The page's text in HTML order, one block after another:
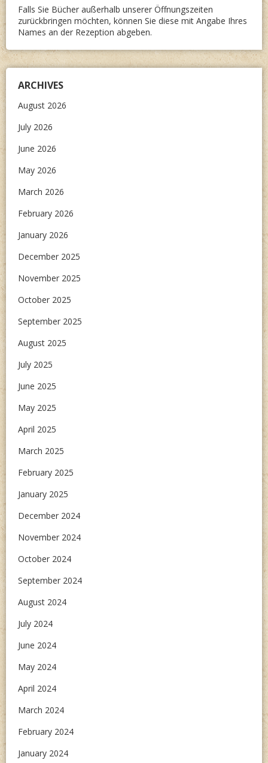
Falls Sie Bücher außerhalb unserer Öffnungszeiten
zurückbringen möchten, können Sie diese mit Angabe Ihres
Names an der Rezeption abgeben.
ARCHIVES
August 2026
July 2026
June 2026
May 2026
March 2026
February 2026
January 2026
December 2025
November 2025
October 2025
September 2025
August 2025
July 2025
June 2025
May 2025
April 2025
March 2025
February 2025
January 2025
December 2024
November 2024
October 2024
September 2024
August 2024
July 2024
June 2024
May 2024
April 2024
March 2024
February 2024
January 2024